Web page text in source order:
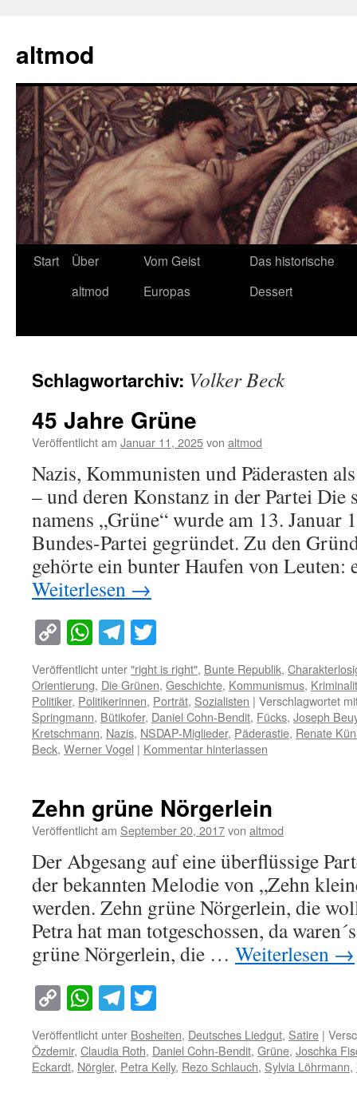
springen
altmod
Start
Über
altmod
Vom Geist
Europas
Das historische
Dessert
Schlagwortarchiv: Volker Beck
45 Jahre Grüne
Veröffentlicht am Januar 11, 2025von altmod
Nazis, Kommunisten und Päderasten
– und deren Konstanz in der Partei Die
namens „Grüne“ wurde am 13. Januar
Bundes-Partei gegründet. Zu den
gehörte ein bunter Haufen von
Weiterlesen →
Copy
Link
WhatsApp
Telegram
Veröffentlicht unter"right is right", Bunte Republik,
Orientierung, Die Grünen, Geschichte, Kommunismus,
Politiker, Politikerinnen, Porträt, Sozialisten | Verschlagwortet
Springmann, Bütikofer, Daniel Cohn-Bendit, Fücks, Joseph
Kretschmann, Nazis, NSDAP-Miglieder, Päderastie, Renate
Beck, Werner Vogel | Kommentar hinterlassen
Zehn grüne Nörgerlein
Veröffentlicht am September 20, 2017von altmod
Der Abgesang auf eine überflüssige
der bekannten Melodie von „Zehn
werden. Zehn grüne Nörgerlein, die
Petra hat man totgeschossen, da
grüne Nörgerlein, die … Weiterlesen →
Copy
Link
WhatsApp
Telegram
Veröffentlicht unter Bosheiten, Deutsches Liedgut, Satire |
Özdemir, Claudia Roth, Daniel Cohn-Bendit, Grüne, Joschka
Eckardt, Nörgler, Petra Kelly, Rezo Schlauch, Sylvia Löhrmann,